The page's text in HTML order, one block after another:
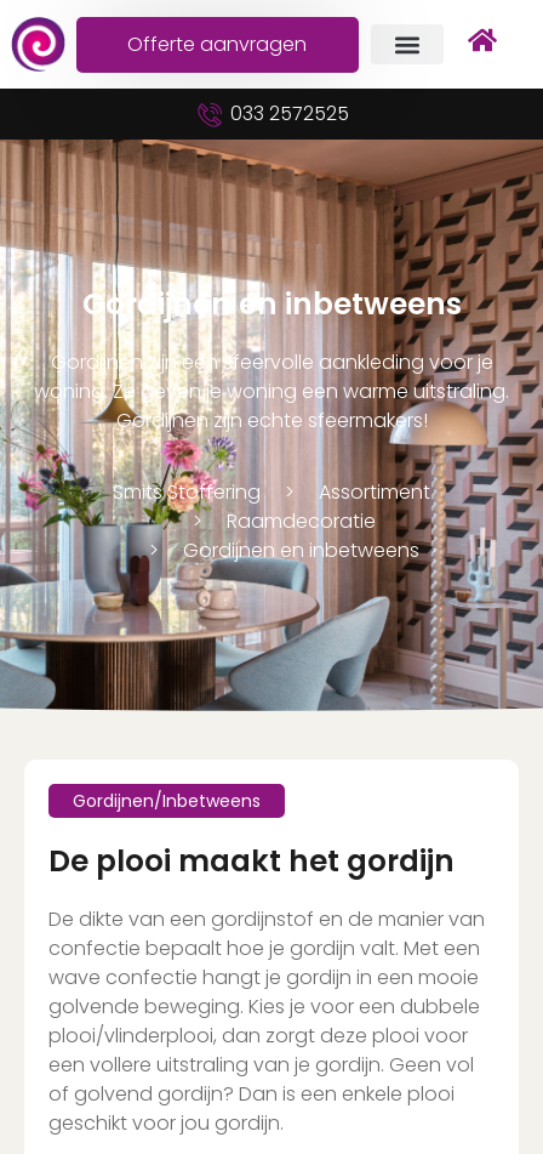
Offerte aanvragen
033 2572525
Gordijnen en inbetweens
Gordijnen zijn een sfeervolle aankleding voor je
woning. Ze geven je woning een warme uitstraling.
Gordijnen zijn echte sfeermakers!
Smits Stoffering
Assortiment
Raamdecoratie
Gordijnen en inbetweens
Gordijnen/Inbetweens
De plooi maakt het gordijn
De dikte van een gordijnstof en de manier van
confectie bepaalt hoe je gordijn valt. Met een
wave confectie hangt je gordijn in een mooie
golvende beweging. Kies je voor een dubbele
plooi/vlinderplooi, dan zorgt deze plooi voor
een vollere uitstraling van je gordijn. Geen vol
of golvend gordijn? Dan is een enkele plooi
geschikt voor jou gordijn.